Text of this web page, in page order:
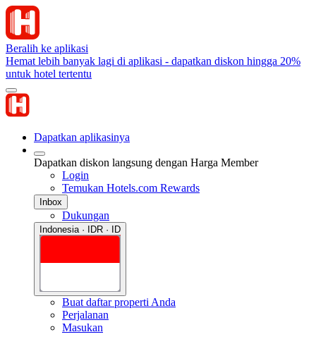
Beralih ke aplikasi
Hemat lebih banyak lagi di aplikasi - dapatkan diskon hingga 20%
untuk hotel tertentu
Dapatkan aplikasinya
Dapatkan diskon langsung dengan Harga Member
Login
Temukan Hotels.com Rewards
Inbox
Dukungan
Indonesia · IDR · ID
Buat daftar properti Anda
Perjalanan
Masukan